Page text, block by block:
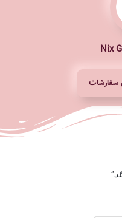
سفارشات